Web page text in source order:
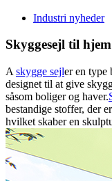
Industri nyheder
Skyggesejl til
A skygge sejler en type
designet til at give
såsom boliger og haver.
bestandige stoffer, der
hvilket skaber en